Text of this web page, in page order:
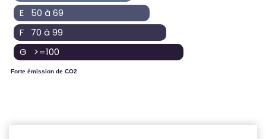
E 50 à 69
F 70 à 99
G >=100
Forte émission de CO2